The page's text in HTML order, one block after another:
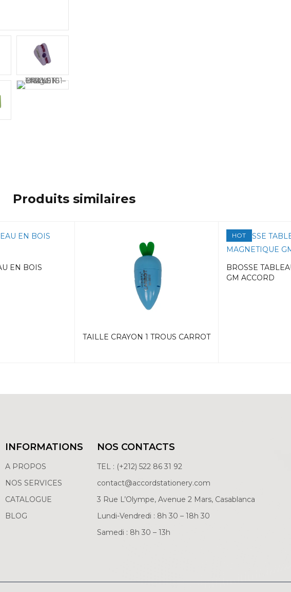
Produits similaires
EN BOIS
TAILLE CRAYON 1 TROUS CARROT
HOT
BROSSE
GM ACCORD
INFORMATIONS
A PROPOS
NOS SERVICES
CATALOGUE
BLOG
NOS CONTACTS
TEL : (+212) 522 86 31 92
contact@accordstationery.com
3 Rue L’Olympe, Avenue 2 Mars, Casablanca
Lundi-Vendredi : 8h 30 – 18h 30
Samedi : 8h 30 – 13h